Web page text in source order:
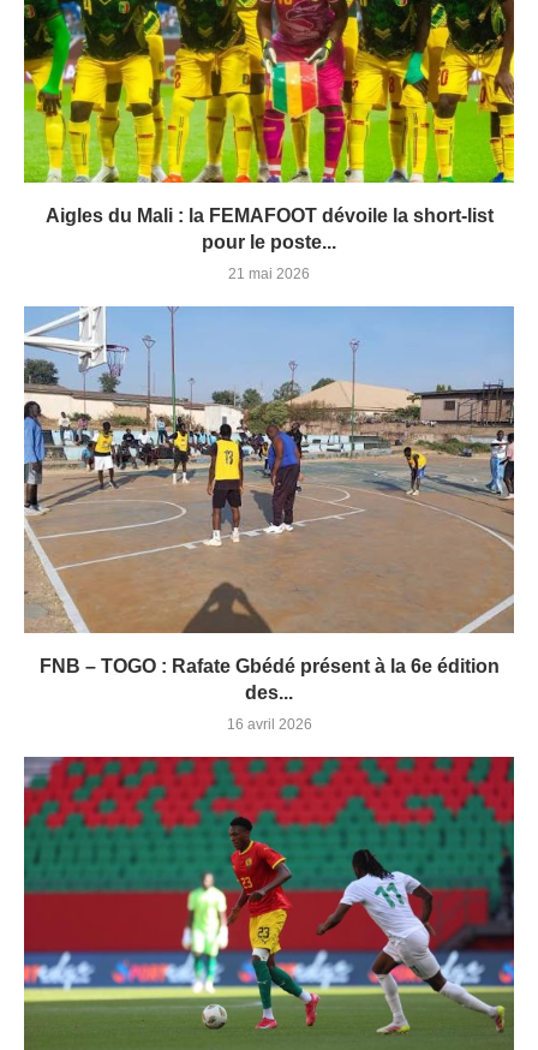
Aigles du Mali : la FEMAFOOT dévoile la short-list
pour le poste...
21 mai 2026
FNB – TOGO : Rafate Gbédé présent à la 6e édition
des...
16 avril 2026